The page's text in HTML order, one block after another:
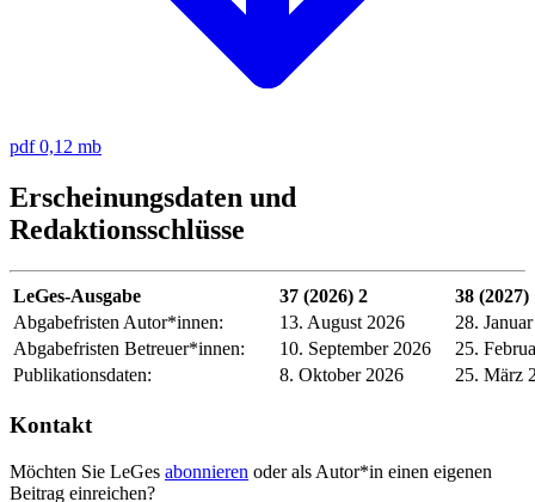
pdf0,12 mb
Erscheinungsdaten und
Redaktionsschlüsse
LeGes-Ausgabe 37 (2026) 2
38 (2027)
Abgabefristen Autor*innen:
13. August 2026
28.
Abgabefristen Betreuer*innen:
10. September 2026
25.
Publikationsdaten:
8. Oktober 2026 25. März
Kontakt
Möchten Sie LeGes abonnieren oder als Autor*in einen eigenen
Beitrag einreichen?